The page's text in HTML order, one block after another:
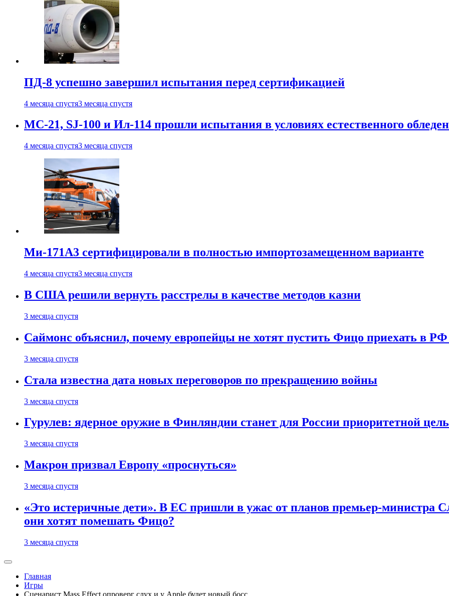
ПД-8 успешно завершил испытания перед сертификацией
4 месяца спустя3 месяца спустя
МС-21, SJ-100 и Ил-114 прошли испытания в условиях естественного
4 месяца спустя3 месяца спустя
Ми-171А3 сертифицировали в полностью импортозамещенном варианте
4 месяца спустя3 месяца спустя
В США решили вернуть расстрелы в качестве методов казни
3 месяца спустя
Саймонс объяснил, почему европейцы не хотят пустить Фицо приехать в
3 месяца спустя
Стала известна дата новых переговоров по прекращению войны
3 месяца спустя
Гурулев: ядерное оружие в Финляндии станет для России приоритетной
3 месяца спустя
Макрон призвал Европу «проснуться»
3 месяца спустя
«Это истеричные дети». В ЕС пришли в ужас от планов премьер-министра
они хотят помешать Фицо?
3 месяца спустя
Главная
Игры
Сценарист Mass Effect опроверг слух и у Apple будет новый босс